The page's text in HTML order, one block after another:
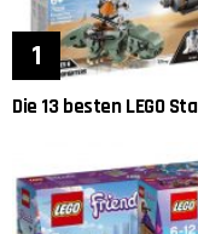
Die 13 besten LEGO